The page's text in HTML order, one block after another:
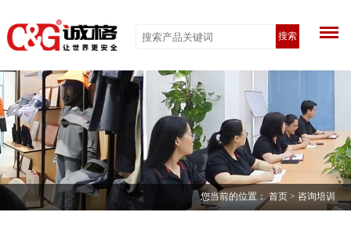
搜索
您当前的位置：首页 > 咨询培训